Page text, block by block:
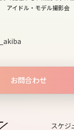
アイドル・モデル撮影会
お問合わせ
スケジ